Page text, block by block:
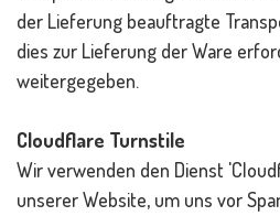
der Lieferung beauftragte
dies zur Lieferung der Ware
weitergegeben.
Cloudflare Turnstile
Wir verwenden den Dienst
unserer Website, um uns vor